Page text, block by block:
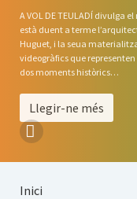
TOTS ELS
Biblioteca Bàsica
Actualitat
Seccions
A VOL DE TEULADÍ divulga
està duent a terme
Huguet, i la seua
videogràfics que
dos moments històrics…
Llegir-ne més
Inici